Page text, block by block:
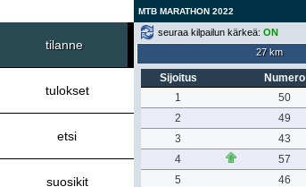
MTB MARATHON 2022
tilanne
tulokset
etsi
suosikit
seuraa kilpailun kärkeä: ON
27 km
Sijoitus Numero
1
50
2
49
3
43
4
57
5
46